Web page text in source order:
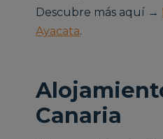
Descubre más aquí →
Ayacata.
Canaria